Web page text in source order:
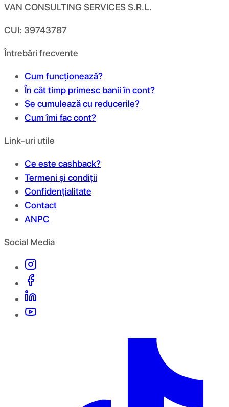
VAN CONSULTING SERVICES S.R.L.
CUI: 39743787
Întrebări frecvente
Cum funcționează?
În cât timp primesc banii în cont?
Se cumulează cu reducerile?
Cum îmi fac cont?
Link-uri utile
Ce este cashback?
Termeni și condiții
Confidențialitate
Contact
ANPC
Social Media